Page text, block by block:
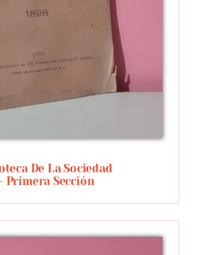
De La Sociedad
Primera Sección